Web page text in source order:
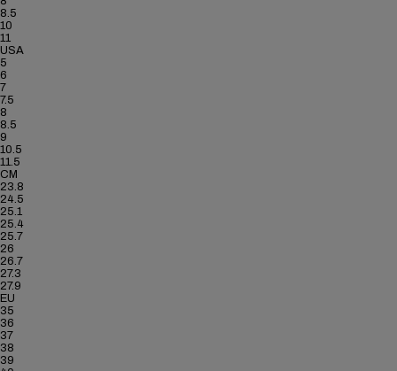
8.5
10
11
USA
5
6
7
7.5
8
8.5
9
10.5
11.5
CM
23.8
24.5
25.1
25.4
25.7
26
26.7
27.3
27.9
EU
35
36
37
38
39